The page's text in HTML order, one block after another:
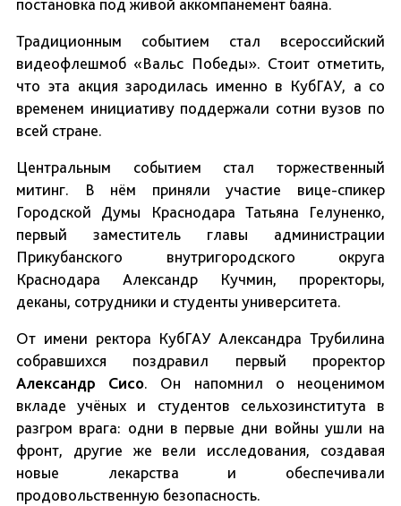
постановка под живой аккомпанемент баяна.
Традиционным событием стал всероссийский
видеофлешмоб «Вальс Победы». Стоит отметить,
что эта акция зародилась именно в КубГАУ, а со
временем инициативу поддержали сотни вузов по
всей стране.
Центральным событием стал торжественный
митинг. В нём приняли участие вице-спикер
Городской Думы Краснодара Татьяна Гелуненко,
первый заместитель главы администрации
Прикубанского внутригородского округа
Краснодара Александр Кучмин, проректоры,
деканы, сотрудники и студенты университета.
От имени ректора КубГАУ Александра Трубилина
собравшихся поздравил первый проректор
Александр Сисо. Он напомнил о неоценимом
вкладе учёных и студентов сельхозинститута в
разгром врага: одни в первые дни войны ушли на
фронт, другие же вели исследования, создавая
новые лекарства и обеспечивали
продовольственную безопасность.